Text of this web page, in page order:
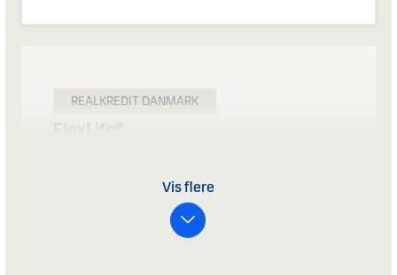
REALKREDIT DANMARK
FlexLife®
og ned for din ydelse og har mulighed for
afdragsfrihed i op til 30 år.
Vis flere